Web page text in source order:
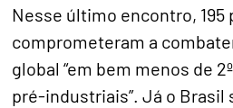
Nesse último encontro, 195
comprometeram a
global “em bem menos de
pré-industriais”. Já o Brasil